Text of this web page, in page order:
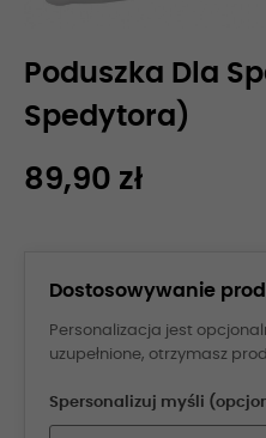
Poduszka Dla
Spedytora)
89,90 zł
Dostosowywanie
Personalizacja jest
uzupełnione, otrzymasz
Spersonalizuj myśli